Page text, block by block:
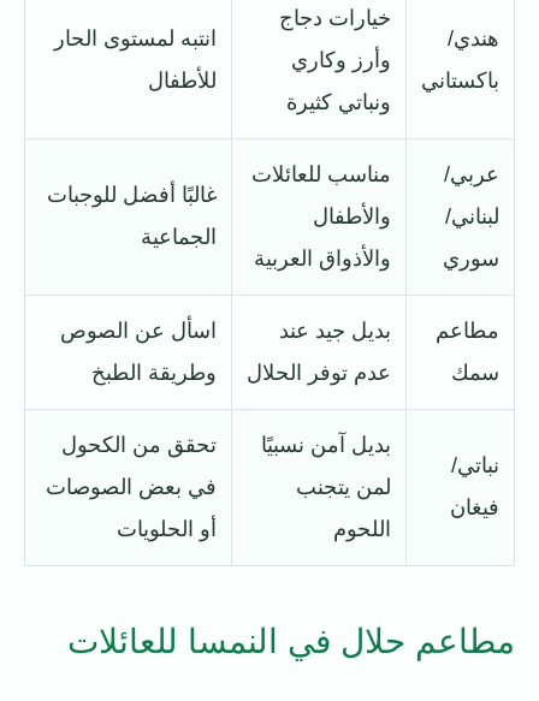
هندي/
باكستاني
خيارات دجاج
وأرز وكاري
ونباتي كثيرة
انتبه لمستوى الحار
للأطفال
عربي/
لبناني/
سوري
مناسب للعائلات
والأطفال
والأذواق العربية
غالبًا أفضل للوجبات
الجماعية
مطاعم
سمك
بديل جيد عند
عدم توفر الحلال
اسأل عن الصوص
وطريقة الطبخ
نباتي/
فيغان
بديل آمن نسبيًا
لمن يتجنب
اللحوم
تحقق من الكحول
في بعض الصوصات
أو الحلويات
مطاعم حلال في النمسا للعائلات